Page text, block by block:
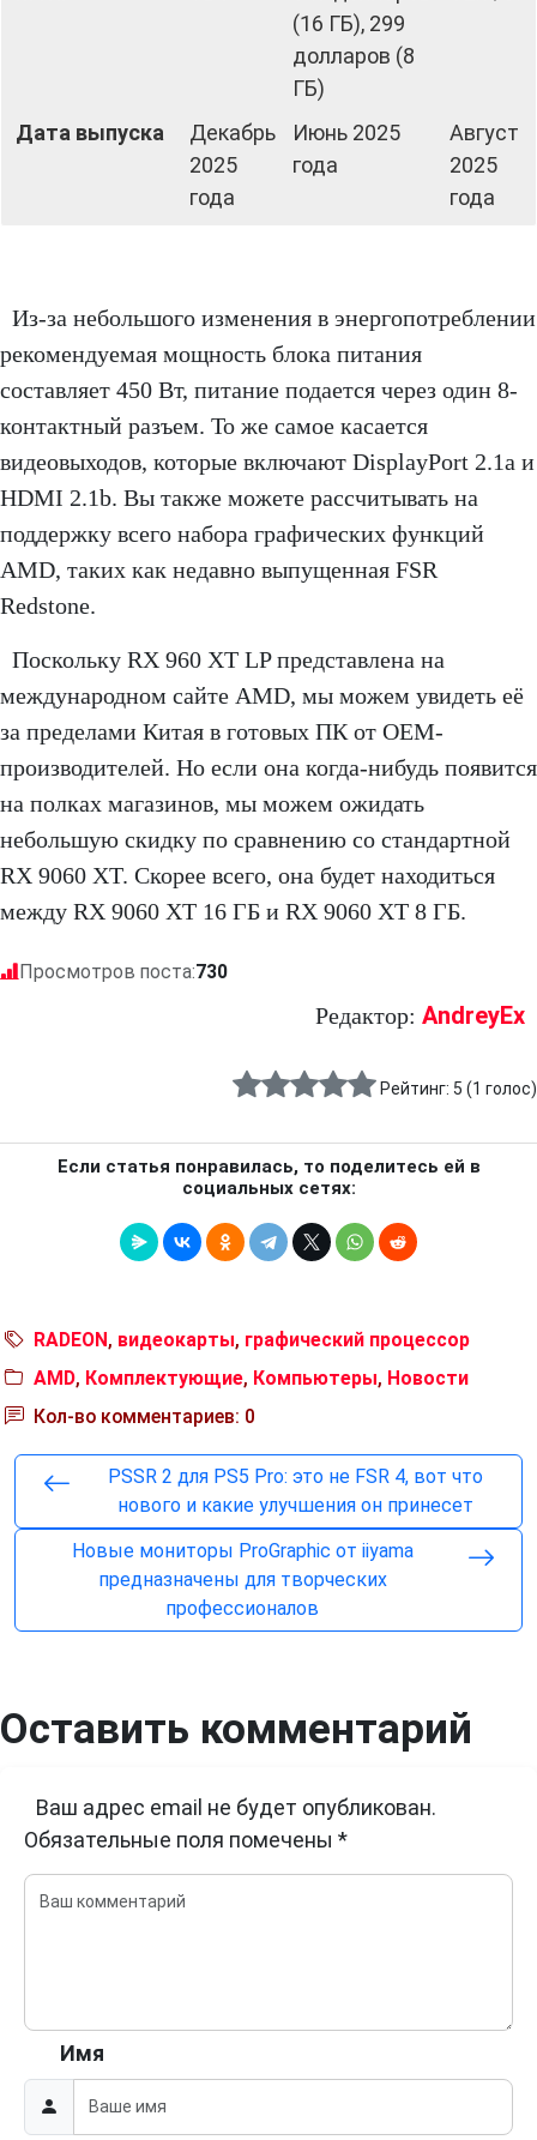
(16 ГБ), 299
долларов (8
ГБ)
Дата выпуска
Декабрь
2025
года
Июнь 2025
года
Август
2025
года
Из-за небольшого изменения в энергопотреблении
рекомендуемая мощность блока питания
составляет 450 Вт, питание подается через один 8-
контактный разъем. То же самое касается
видеовыходов, которые включают DisplayPort 2.1a и
HDMI 2.1b. Вы также можете рассчитывать на
поддержку всего набора графических функций
AMD, таких как недавно выпущенная FSR
Redstone.
Поскольку RX 960 XT LP представлена на
международном сайте AMD, мы можем увидеть её
за пределами Китая в готовых ПК от OEM-
производителей. Но если она когда-нибудь появится
на полках магазинов, мы можем ожидать
небольшую скидку по сравнению со стандартной
RX 9060 XT. Скорее всего, она будет находиться
между RX 9060 XT 16 ГБ и RX 9060 XT 8 ГБ.
Просмотров поста:730
Редактор: AndreyEx
Рейтинг: 5 (1 голос)
Если статья понравилась, то поделитесь ей в
социальных сетях:
RADEON , видеокарты, графический процессор
AMD, Комплектующие, Компьютеры, Новости
Кол-во комментариев: 0
PSSR 2 для PS5 Pro: это не FSR 4, вот что
нового и какие улучшения он принесет
Новые мониторы ProGraphic от iiyama
предназначены для творческих
профессионалов
Оставить комментарий
Ваш адрес email не будет опубликован.
Обязательные поля помечены *
Имя